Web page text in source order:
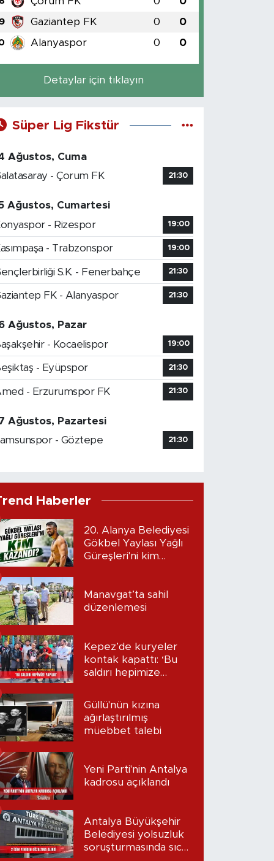
9 Gaziantep FK 0 0
Alanyaspor 0 0
Detaylar için tıklayın
Süper Lig Fikstür
Ağustos, Cuma
- Çorum FK
21:30
Ağustos, Cumartesi
- Rizespor
19:00
- Trabzonspor 19:00
S.K. - Fenerbahçe 21:30
FK - Alanyaspor 21:30
Ağustos, Pazar
- Kocaelispor
19:00
- Eyüpspor 21:30
- Erzurumspor FK 21:30
Ağustos, Pazartesi
- Göztepe
21:30
Haberler
20. Alanya Belediyesi
Gökbel Yaylası Yağlı
Güreşleri'ni kim
Manavgat’ta sahil
düzenlemesi
Kepez’de kuryeler
kontak kapattı: ‘Bu
saldırı hepimize
Güllü'nün kızına
ağırlaştırılmış
müebbet talebi
Yeni Parti'nin Antalya
kadrosu açıklandı
Antalya Büyükşehir
Belediyesi yolsuzluk
soruşturmasında sıcak